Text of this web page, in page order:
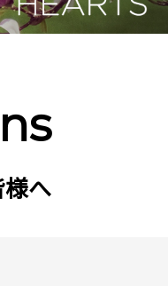
へ